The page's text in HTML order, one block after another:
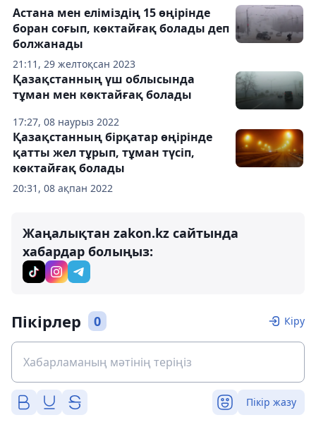
21:11, 29 желтоқсан 2023
Астана мен еліміздің 15 өңірінде
боран соғып, көктайғақ болады деп
болжанады
17:27, 08 наурыз 2022
Қазақстанның үш облысында
тұман мен көктайғақ болады
20:31, 08 ақпан 2022
Қазақстанның бірқатар өңірінде
қатты жел тұрып, тұман түсіп,
көктайғақ болады
Жаңалықтан zakon.kz сайтында
хабардар болыңыз:
Пікірлер 0 Кіру
Пікір жазу